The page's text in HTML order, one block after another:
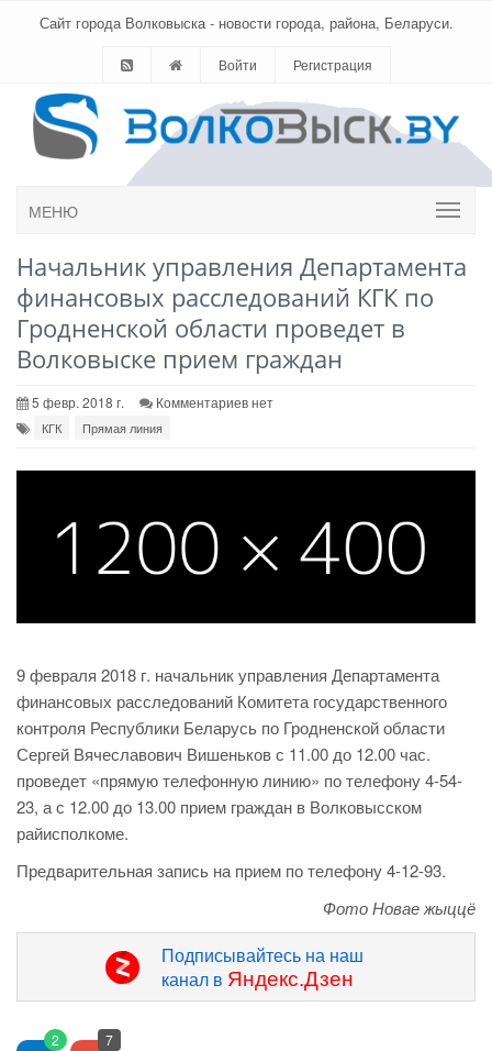
Сайт города Волковыска - новости города, района, Беларуси.
Войти Регистрация
МЕНЮ
Начальник управления Департамента
финансовых расследований КГК по
Гродненской области проведет в
Волковыске прием граждан
5 февр. 2018 г. Комментариев нет
КГК Прямая линия
9 февраля 2018 г. начальник управления Департамента
финансовых расследований Комитета государственного
контроля Республики Беларусь по Гродненской области
Сергей Вячеславович Вишеньков с 11.00 до 12.00 час.
проведет «прямую телефонную линию» по телефону 4-54-
23, а с 12.00 до 13.00 прием граждан в Волковысском
райисполкоме.
Предварительная запись на прием по телефону 4-12-93.
Фото Новае жыццё
Подписывайтесь на наш
канал в Яндекс.Дзен
2 7